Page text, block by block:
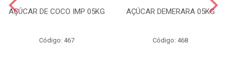
AÇÚCAR DE COCO IMP 05KG
Código: 467
AÇÚCAR DEMERARA 05KG
Código: 468